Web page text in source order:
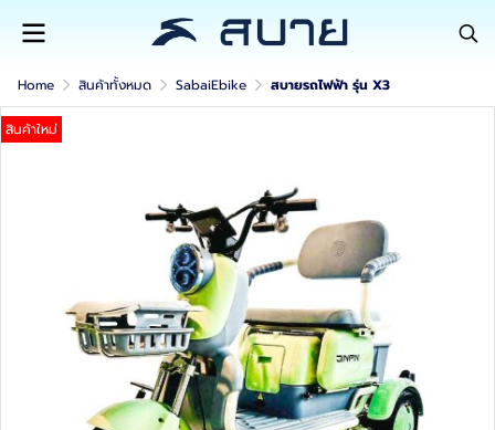
Home สินค้าทั้งหมด SabaiEbike สบายรถไฟฟ้า รุ่น X3
สินค้าใหม่